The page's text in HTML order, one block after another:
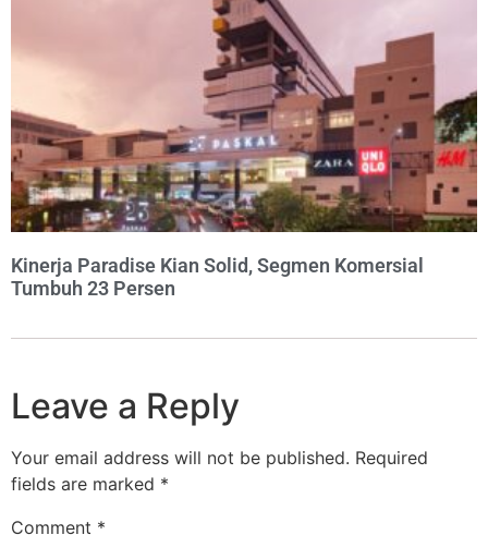
Kinerja Paradise Kian Solid, Segmen Komersial
Tumbuh 23 Persen
Leave a Reply
Your email address will not be published. Required
fields are marked *
Comment *